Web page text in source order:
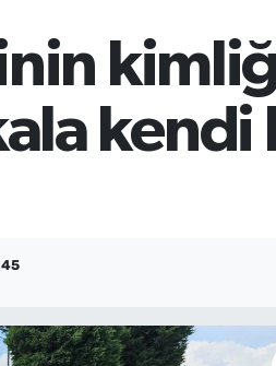
GRAM
6574.81
13.887